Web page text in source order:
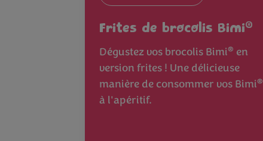
Frites de brocolis Bimi®
Dégustez vos brocolis Bimi® en
version frites ! Une délicieuse
manière de consommer vos Bimi®
à l'apéritif.